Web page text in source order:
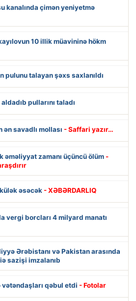
kanalında çimən yeniyetmə
10 illik müavininə hökm
pulunu talayan şəxs saxlanıldı
pullarını taladı
ən savadlı mollası - Saffari yazır…
əməliyyat zamanı üçüncü ölüm -
əsəcək - XƏBƏRDARLIQ
vergi borcları 4 milyard manatı
Ərəbistanı və Pakistan arasında
sazişi imzalanıb
qəbul etdi - Fotolar